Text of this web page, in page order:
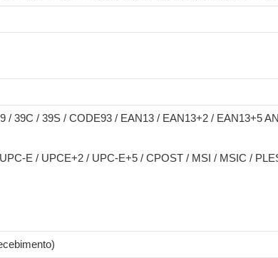
39C / 39S / CODE93 / EAN13 / EAN13+2 / EAN13+5
E / UPCE+2 / UPC-E+5 / CPOST / MSI / MSIC /